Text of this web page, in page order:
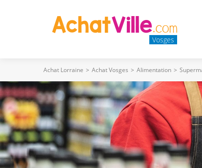
Vosges
Achat Lorraine > Achat Vosges > Alimentation >